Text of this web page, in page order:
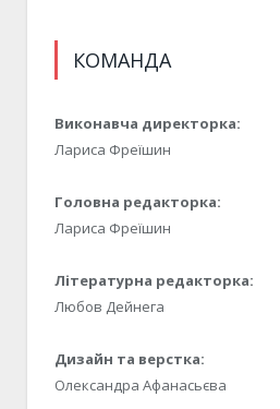
КОМАНДА
Виконавча директорка:
Лариса Фреїшин
Головна редакторка:
Лариса Фреїшин
Літературна редакторка:
Любов Дейнега
Дизайн та верстка:
Олександра Афанасьєва